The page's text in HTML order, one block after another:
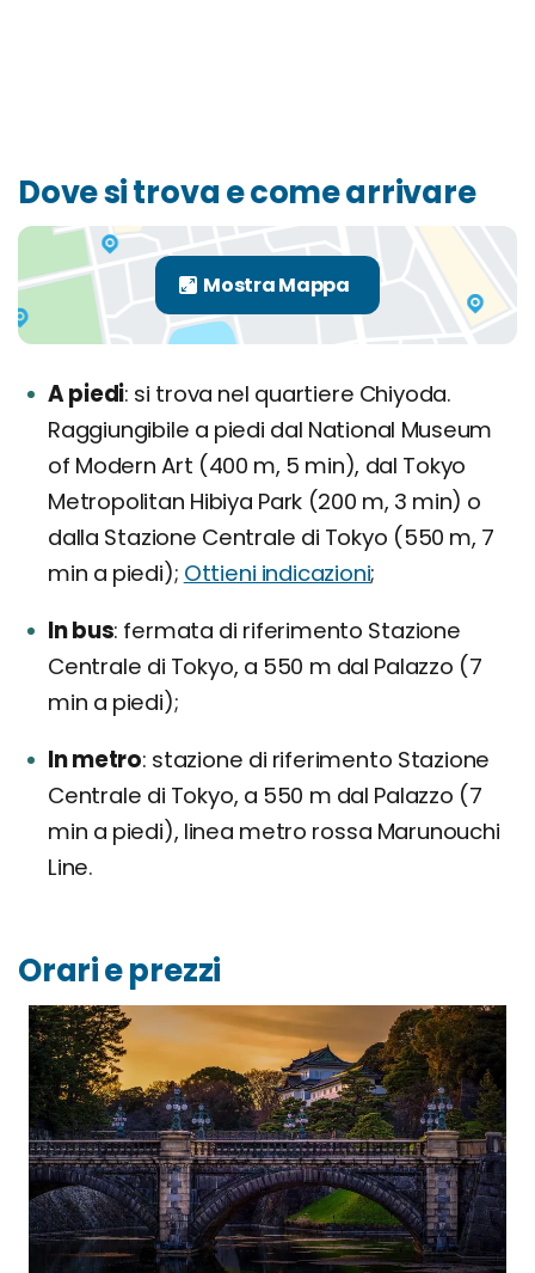
Dove si trova e come arrivare
A piedi si trova nel quartiere Chiyoda.
Raggiungibile a piedi dal National Museum
of Modern Art (400 m, 5 min), dal Tokyo
Metropolitan Hibiya Park (200 m, 3 min) o
dalla Stazione Centrale di Tokyo (550 m, 7
min a piedi); Ottieni indicazioni;
In bus fermata di riferimento Stazione
Centrale di Tokyo, a 550 m dal Palazzo (7
min a piedi);
In metro stazione di riferimento Stazione
Centrale di Tokyo, a 550 m dal Palazzo (7
min a piedi), linea metro rossa Marunouchi
Line.
Orari e prezzi